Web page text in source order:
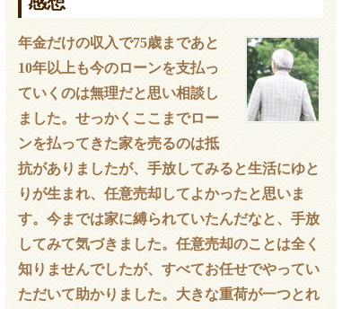
年金だけの収入で75歳まであと
10年以上も今のローンを支払っ
ていくのは無理だと思い相談し
ました。せっかくここまでロー
ンを払ってきた家を売るのは抵
抗がありましたが、手放してみると生活にゆと
りが生まれ、任意売却してよかったと思いま
す。今までは家に縛られていたんだなと、手放
してみて気づきました。任意売却のことは全く
知りませんでしたが、すべてお任せでやってい
ただいて助かりました。大きな重荷が一つとれ